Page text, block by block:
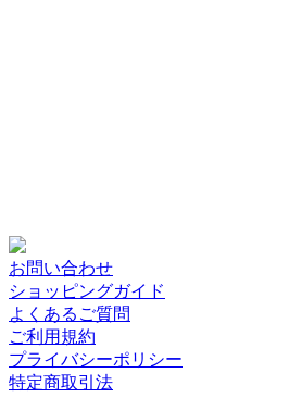
お問い合わせ
ショッピングガイド
よくあるご質問
ご利用規約
プライバシーポリシー
特定商取引法